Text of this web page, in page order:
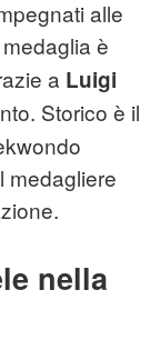
alle
è
a Luigi
Storico è il
medagliere
nella